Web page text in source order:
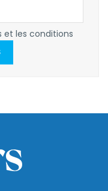
les conditions